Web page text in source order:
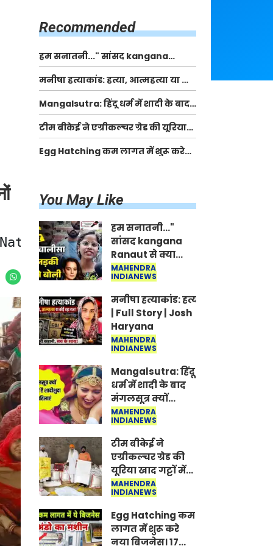
Kala; devotees danced to
Recommended
हम सनातनी..." सांसद kangana
Ranaut से क्या बोली लड़की? Viral
Jantar-Mantar | CJP protest
मनीषा हत्याकांड: हत्या, आत्महत्या या कोई बड़ा राज?
| Full Story | Josh Haryana
Mangalsutra: हिंदू धर्म में शादी के बाद
मंगलसूत्र क्यों पहनती है महिलाएं, किसने
शुरु की ये परंपरा
टीम बीकेई ने एग्रीकल्चर ग्रेड की यूरिया
खाद गट्टों में बदलकर टेक्निकल ग्रेड में
बेचने वालों पर करवाई कार्रवाई:
Egg Hatching कम लागत में शुरू करे
You May Like
हम सनातनी..."
सांसद kangana
Ranaut से क्या
बोली लड़की? Viral
Jantar-Mantar |
CJP protest
MAHENDRA
INDIANEWS
मनीषा हत्याकांड: हत्या, आत्महत्या या
| Full Story | Josh
Haryana
MAHENDRA
INDIANEWS
Mangalsutra: हिंदू
धर्म में शादी के बाद
मंगलसूत्र क्यों
पहनती है महिलाएं,
किसने शुरु की ये
परंपरा
MAHENDRA
INDIANEWS
टीम बीकेई ने
एग्रीकल्चर ग्रेड की
यूरिया खाद गट्टों में
बदलकर टेक्निकल
ग्रेड में बेचने वालों पर
करवाई कार्रवाई:
लखविंदर सिंह
औलख
MAHENDRA
INDIANEWS
Egg Hatching कम
लागत में शुरू करे
नया बिजनेस। 17